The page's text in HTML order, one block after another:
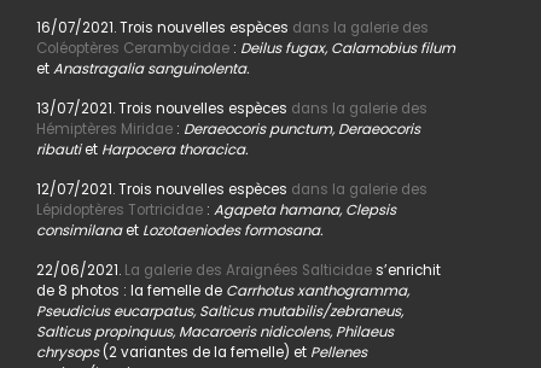
16/07/2021. Trois nouvelles espèces dans la galerie des
Coléoptères Cerambycidae: Deilus fugax, Calamobius filum
etAnastragalia sanguinolenta.
13/07/2021. Trois nouvelles espèces dans la galerie des
Hémiptères Miridae: Deraeocoris punctum, Deraeocoris
ribautiet Harpocera thoracica.
12/07/2021. Trois nouvelles espèces dans la galerie des
Lépidoptères Tortricidae: Agapeta hamana, Clepsis
consimilanaet Lozotaeniodes formosana.
22/06/2021. La galerie des Araignées Salticidaes’enrichit
de 8 photos : la femelle de Carrhotus xanthogramma,
Pseudicius eucarpatus, Salticus mutabilis/zebraneus,
Salticus propinquus, Macaroeris nidicolens, Philaeus
chrysops(2 variantes de la femelle) et Pellenes